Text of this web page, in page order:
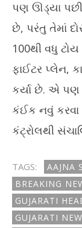
પણ ઊડ્યા
છે, પરંતુ તેમાં
100થી વધુ
ફાઈટર પ્લેન,
કર્યા છે. એ પણ
કંઈક નવું કરવા
કંટ્રોલથી
TAGS:
AAJNA
BREAKING
GUJARATI
GUJARATI